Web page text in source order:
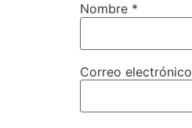
Nombre *
Correo electrónico